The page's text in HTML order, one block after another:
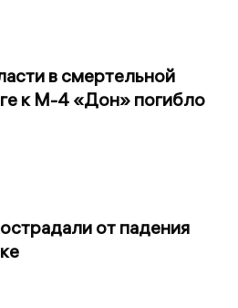
в смертельной
к М-4 «Дон» погибло
от падения